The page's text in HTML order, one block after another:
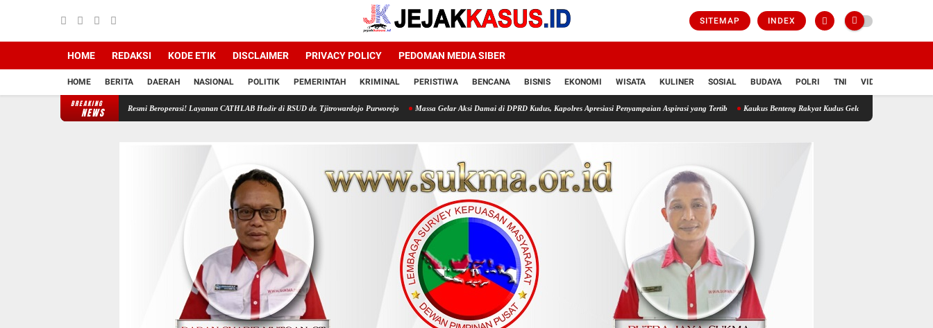
SITEMAP INDEX
HOME REDAKSI KODE ETIK DISCLAIMER PRIVACY POLICY PEDOMAN MEDIA SIBER
HOME BERITA DAERAH NASIONAL POLITIK PEMERINTAH KRIMINAL PERISTIWA BENCANA BISNIS EKONOMI WISATA KULINER SOSIAL BUDAYA POLRI TNI VIDIO
BREAKING
NEWS
Resmi Beroperasi! Layanan CATHLAB Hadir di RSUD dr. Tjitrowardojo Purworejo Massa Gelar Aksi Damai di DPRD Kudus, Kapolres Apresiasi Penyampaian Aspirasi yang Tertib Kaukus Benteng Rakyat Kudus Gelar Aksi Depan Gedung DPRD Kudus,